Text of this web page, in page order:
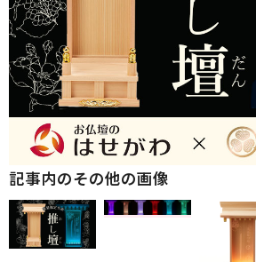
記事内のその他の画像